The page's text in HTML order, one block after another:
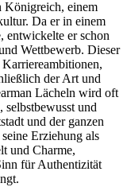
Königreich, einem
Da er in einem
entwickelte er schon
Wettbewerb. Dieser
der Art und
Lächeln wird oft
selbstbewusst und
und der ganzen
Erziehung als
und Charme,
für Authentizität